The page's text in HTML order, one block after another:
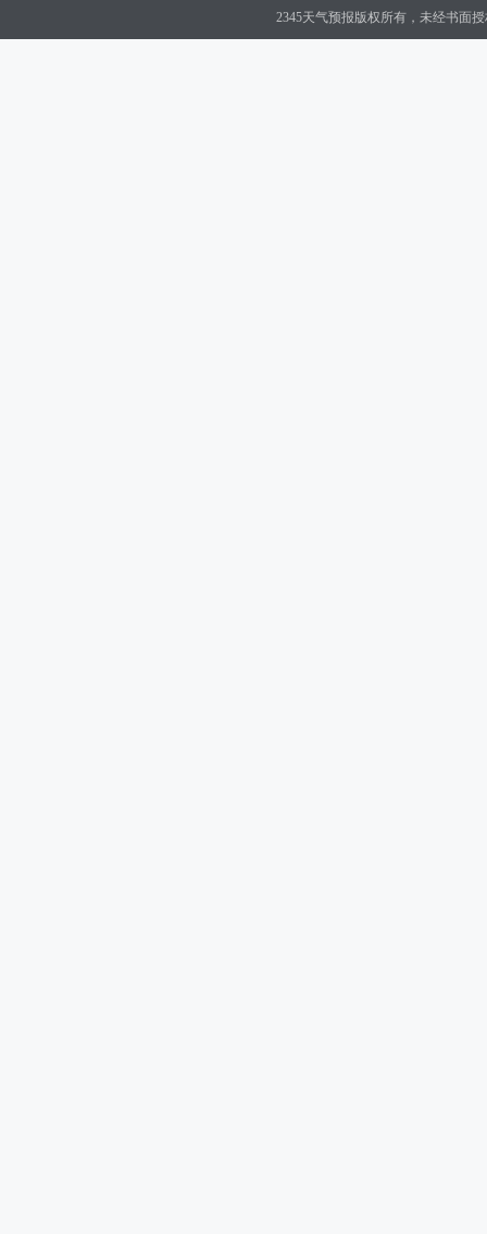
2345天气预报版权所有，未经书面